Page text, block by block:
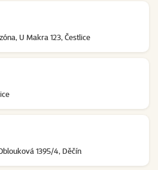
U Makra 123, Čestlice
1395/4, Děčín